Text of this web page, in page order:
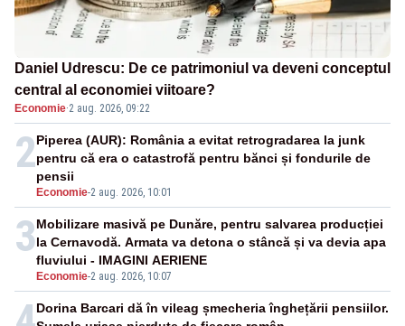
Daniel Udrescu: De ce patrimoniul va deveni conceptul
central al economiei viitoare?
Economie·2 aug. 2026, 09:22
2
Economie-2 aug. 2026, 10:01
Piperea (AUR): România a evitat retrogradarea la junk
pentru că era o catastrofă pentru bănci și fondurile de
pensii
3
Economie-2 aug. 2026, 10:07
Mobilizare masivă pe Dunăre, pentru salvarea producției
la Cernavodă. Armata va detona o stâncă și va devia apa
fluviului - IMAGINI AERIENE
Dorina Barcari dă în vileag șmecheria înghețării pensiilor.